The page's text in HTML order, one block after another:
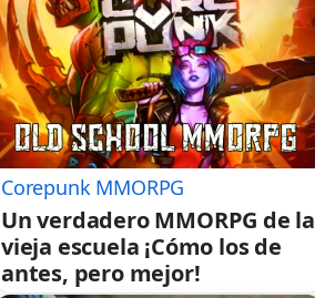
Corepunk MMORPG
Un verdadero MMORPG de la
vieja escuela ¡Cómo los de
antes, pero mejor!